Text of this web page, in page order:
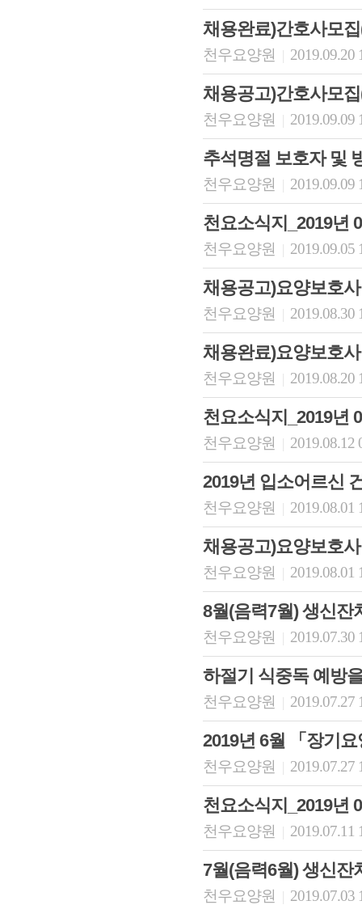
채용완료)간호사모
천우요양원 2019.09.20
채용공고)간호사모
천우요양원 2019.09.09
추석명절 보호자 및
천우요양원 2019.09.09
천요소식지_2019년
천우요양원 2019.09.05
채용공고)요양보호
천우요양원 2019.08.30
채용완료)요양보호사
천우요양원 2019.08.20
천요소식지_2019년
천우요양원 2019.08.12
2019년 입소어르신
천우요양원 2019.08.01
채용공고)요양보호
천우요양원 2019.08.01
8월(음력7월) 생신잔
천우요양원 2019.07.30
하절기 식중독 예방
천우요양원 2019.07.27
2019년 6월 「장기
천우요양원 2019.07.27
천요소식지_2019년
천우요양원 2019.07.11
7월(음력6월) 생신잔
천우요양원 2019.07.03